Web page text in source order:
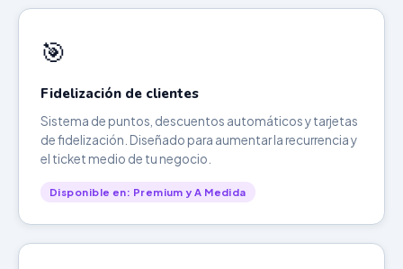
🎯
Fidelización de clientes
Sistema de puntos, descuentos automáticos y tarjetas
de fidelización. Diseñado para aumentar la recurrencia y
el ticket medio de tu negocio.
Disponible en: Premium y A Medida